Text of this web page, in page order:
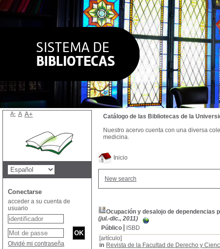
Inicio
New search
Ocupación y desalojo de dependencias
(jul.-dic., 2011)
Público
ISBD
[artículo]
in Revista de la Facultad de Derecho y
Catálogo de las Bibliotecas de la
Nuestro acervo cuenta con una diversa
medicina.
A- A A+
Conectarse
acceder a su cuenta de
usuario
Olvidé mi contraseña